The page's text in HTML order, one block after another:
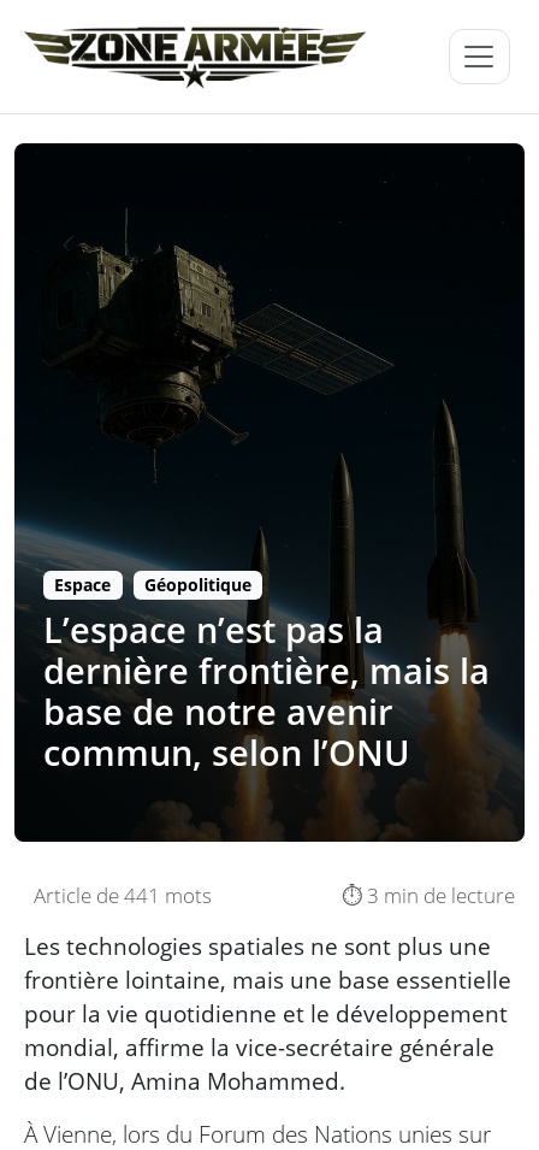
Espace Géopolitique
L’espace n’est pas la
dernière frontière, mais la
base de notre avenir
commun, selon l’ONU
Article de 441 mots ⏱️ 3 min de lecture
Les technologies spatiales ne sont plus une
frontière lointaine, mais une base essentielle
pour la vie quotidienne et le développement
mondial, affirme la vice-secrétaire générale
de l’ONU, Amina Mohammed.
À Vienne, lors du Forum des Nations unies sur